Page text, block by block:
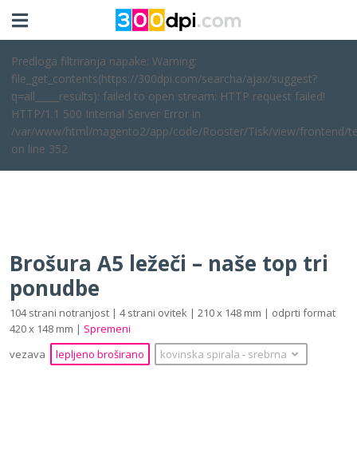
Predloga filtriranja napake: Warning:
file_get_contents(https://300dpi.com/searcha/ajax/suggest?
q=all_____results): failed to open stream: HTTP request failed!
HTTP/1.1 500 Internal Server Error in
/var/www/html/magento2/app/code/Rooster/Tisk/view/frontend/
on line 352
Brošura A5 ležeči – naše top tri
ponudbe
104 strani notranjost | 4 strani ovitek | 210 x 148 mm | odprti format
420 x 148 mm | Spremeni
vezava
lepljeno broširano kovinska spirala ‐ srebrna